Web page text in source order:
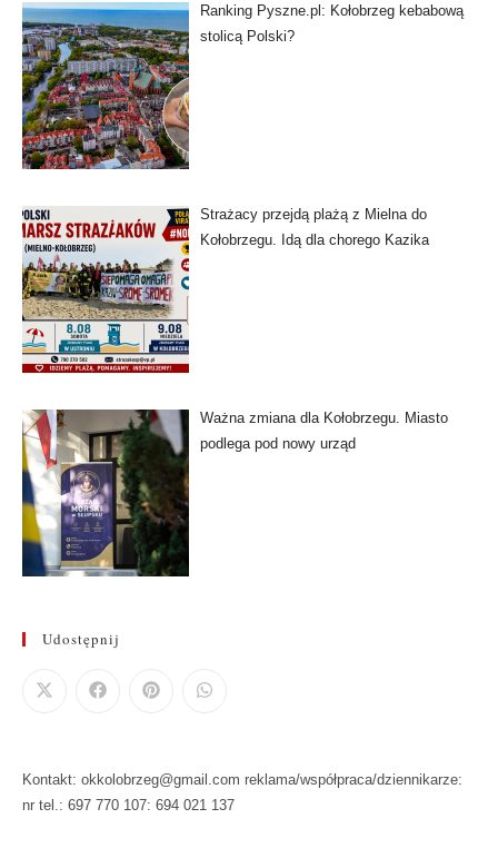
Ranking Pyszne.pl: Kołobrzeg kebabową
stolicą Polski?
Strażacy przejdą plażą z Mielna do
Kołobrzegu. Idą dla chorego Kazika
Ważna zmiana dla Kołobrzegu. Miasto
podlega pod nowy urząd
Udostępnij
Kontakt: okkolobrzeg@gmail.com reklama/współpraca/dziennikarze:
nr tel.: 697 770 107: 694 021 137